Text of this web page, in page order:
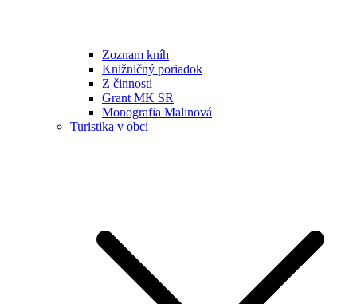
Zoznam kníh
Knižničný poriadok
Z činnosti
Grant MK SR
Monografia Malinová
Turistika v obci